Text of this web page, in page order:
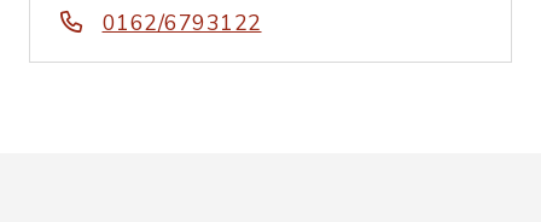
0162/6793122